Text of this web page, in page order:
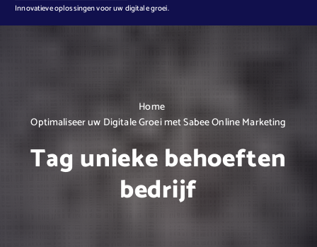
n
Innovatieve oplossingen voor uw digitale groei.
Home
Optimaliseer uw Digitale Groei met Sabee Online Marketing
Tag unieke behoeften
bedrijf